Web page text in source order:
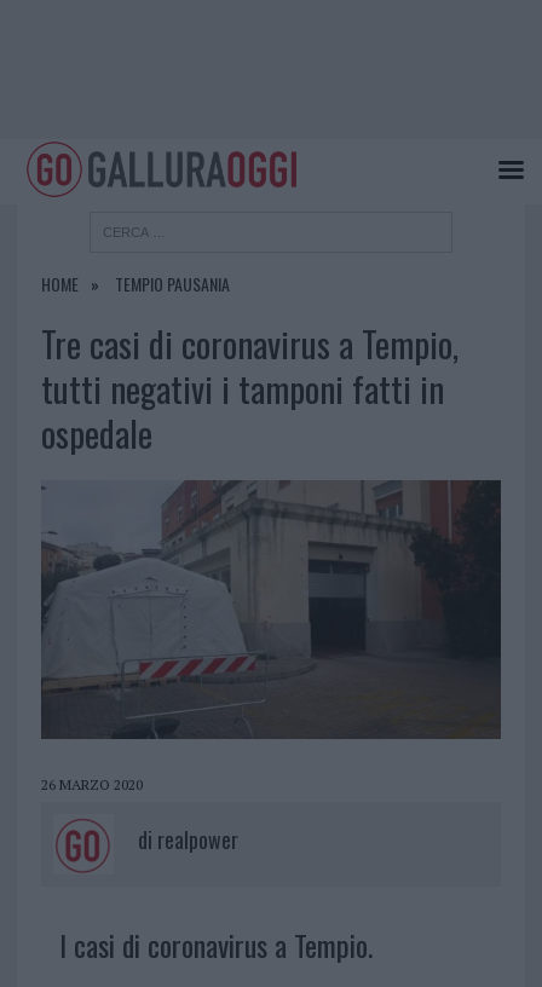
HOME TEMPIO PAUSANIA
Tre casi di coronavirus a Tempio,
tutti negativi i tamponi fatti in
ospedale
26 MARZO 2020
di realpower
I casi di coronavirus a Tempio.